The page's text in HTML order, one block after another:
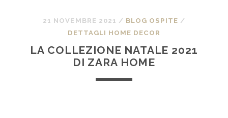
21 NOVEMBRE 2021 / BLOG OSPITE /
DETTAGLI HOME DECOR
LA COLLEZIONE NATALE 2021
DI ZARA HOME